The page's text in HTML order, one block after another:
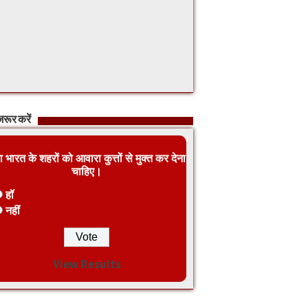
करें
भारत के शहरों को आवारा कुत्तों से मुक्त कर देना
चाहिए।
हॉ
नहीं
View Results